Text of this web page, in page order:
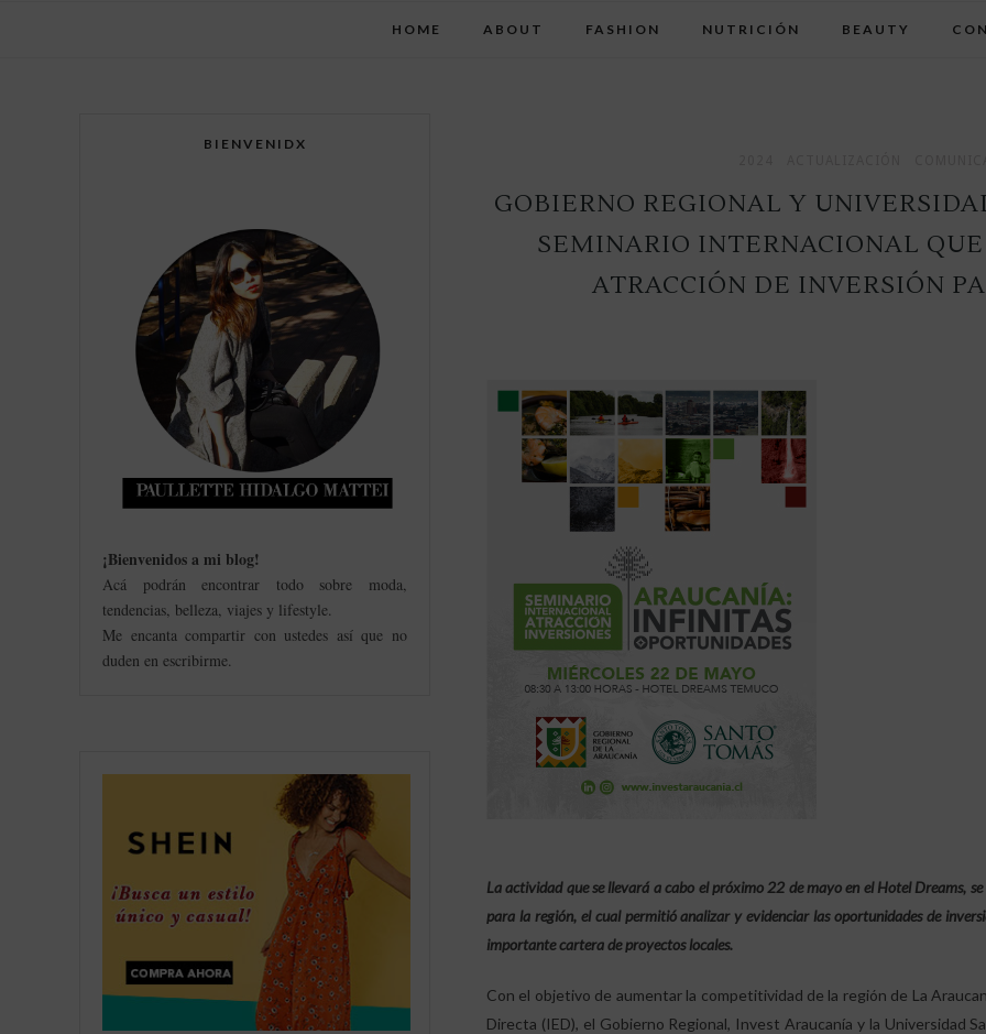
HOME ABOUT FASHION NUTRICIÓN BEAUTY
GOBIERNO REGIONAL Y
SEMINARIO INTERNACIONAL
ATRACCIÓN DE INVERSIÓN
La actividad que se llevará a cabo el próximo 22 de mayo en el Hotel Dreams,
para la región, el cual permitió analizar y evidenciar las oportunidades de
importante cartera de proyectos locales.
Con el objetivo de aumentar la competitividad de la región de La
Directa (IED), el Gobierno Regional, Invest Araucanía y la Universidad
BIENVENIDX
¡Bienvenidos a mi blog!
Acá podrán encontrar todo sobre moda,
tendencias, belleza, viajes y lifestyle.
Me encanta compartir con ustedes así que no
duden en escribirme.